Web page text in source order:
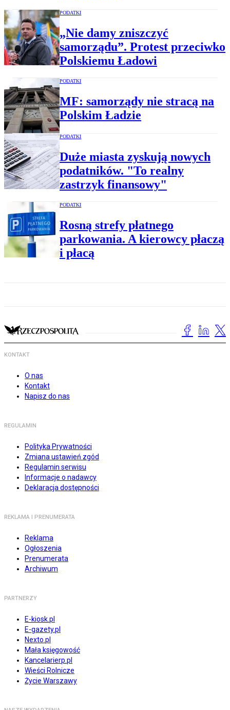
PODATKI
„Nie damy zniszczyć
samorządu”. Protest przeciwko
Polskiemu Ładowi
PODATKI
MF: samorządy nie stracą na
Polskim Ładzie
PODATKI
Duże miasta zyskują nowych
podatników. "To realny
zastrzyk finansowy"
PODATKI
Rosną strefy płatnego
parkowania. A kierowcy płaczą
i płacą
KONTAKT
O nas
Kontakt
Napisz do nas
REGULAMIN
Polityka Prywatności
Zmiana ustawień zgód
Regulamin serwisu
Informacje o nadawcy
Deklaracja dostępności
REKLAMA I PRENUMERATA
Reklama
Ogłoszenia
Prenumerata
Archiwum
PARTNERZY
E-kiosk.pl
E-gazety.pl
Nexto.pl
Mała księgowość
Kancelarierp.pl
Wieści Rolnicze
Życie Warszawy